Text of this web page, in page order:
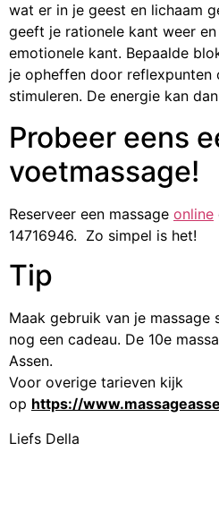
wat er in je geest en lichaam
geeft je rationele kant weer
emotionele kant. Bepaalde
je opheffen door reflexpunten
stimuleren. De energie kan
Probeer eens
voetmassage!
Reserveer een massage online
14716946. Zo simpel is het!
Tip
Maak gebruik van je
nog een cadeau. De 10e
Assen.
Voor overige tarieven kijk
op https://
Liefs Della